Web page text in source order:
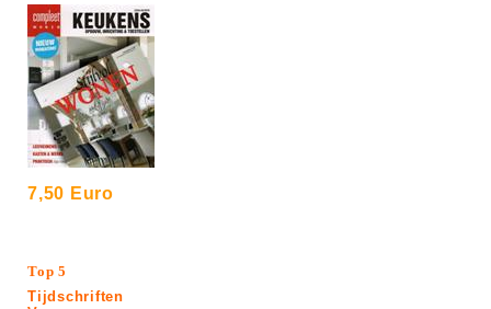
7,50 Euro
Top 5
Tijdschriften